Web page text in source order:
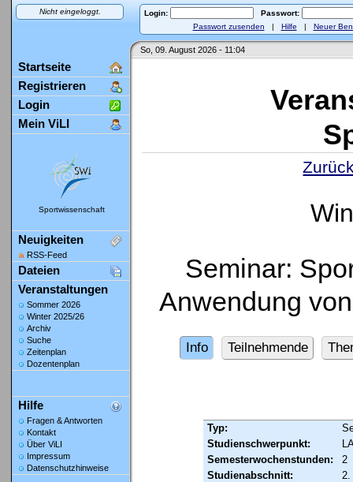
Nicht eingeloggt. Login:
Passwort:
Passwort zusenden | Hilfe | Neuer
So, 09. August 2026 - 11:04
Startseite
Registrieren
Login
Mein ViLI
Sportwissenschaft
Neuigkeiten
RSS-Feed
Dateien
Veranstaltungen
Sommer 2026
Winter 2025/26
Archiv
Suche
Zeitenplan
Dozentenplan
Hilfe
Fragen & Antworten
Kontakt
Über ViLI
Impressum
Datenschutzhinweise
Seminar:
Anwendung
Info Teilnehmende
Typ:
Studienschwerpunkt:
Semesterwochenstunden:
2
Studienabschnitt: